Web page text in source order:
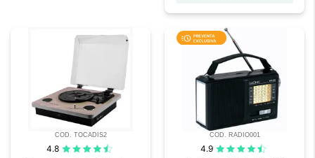
COD. TOCADIS2
4.8
COD. RADIO001
4.9